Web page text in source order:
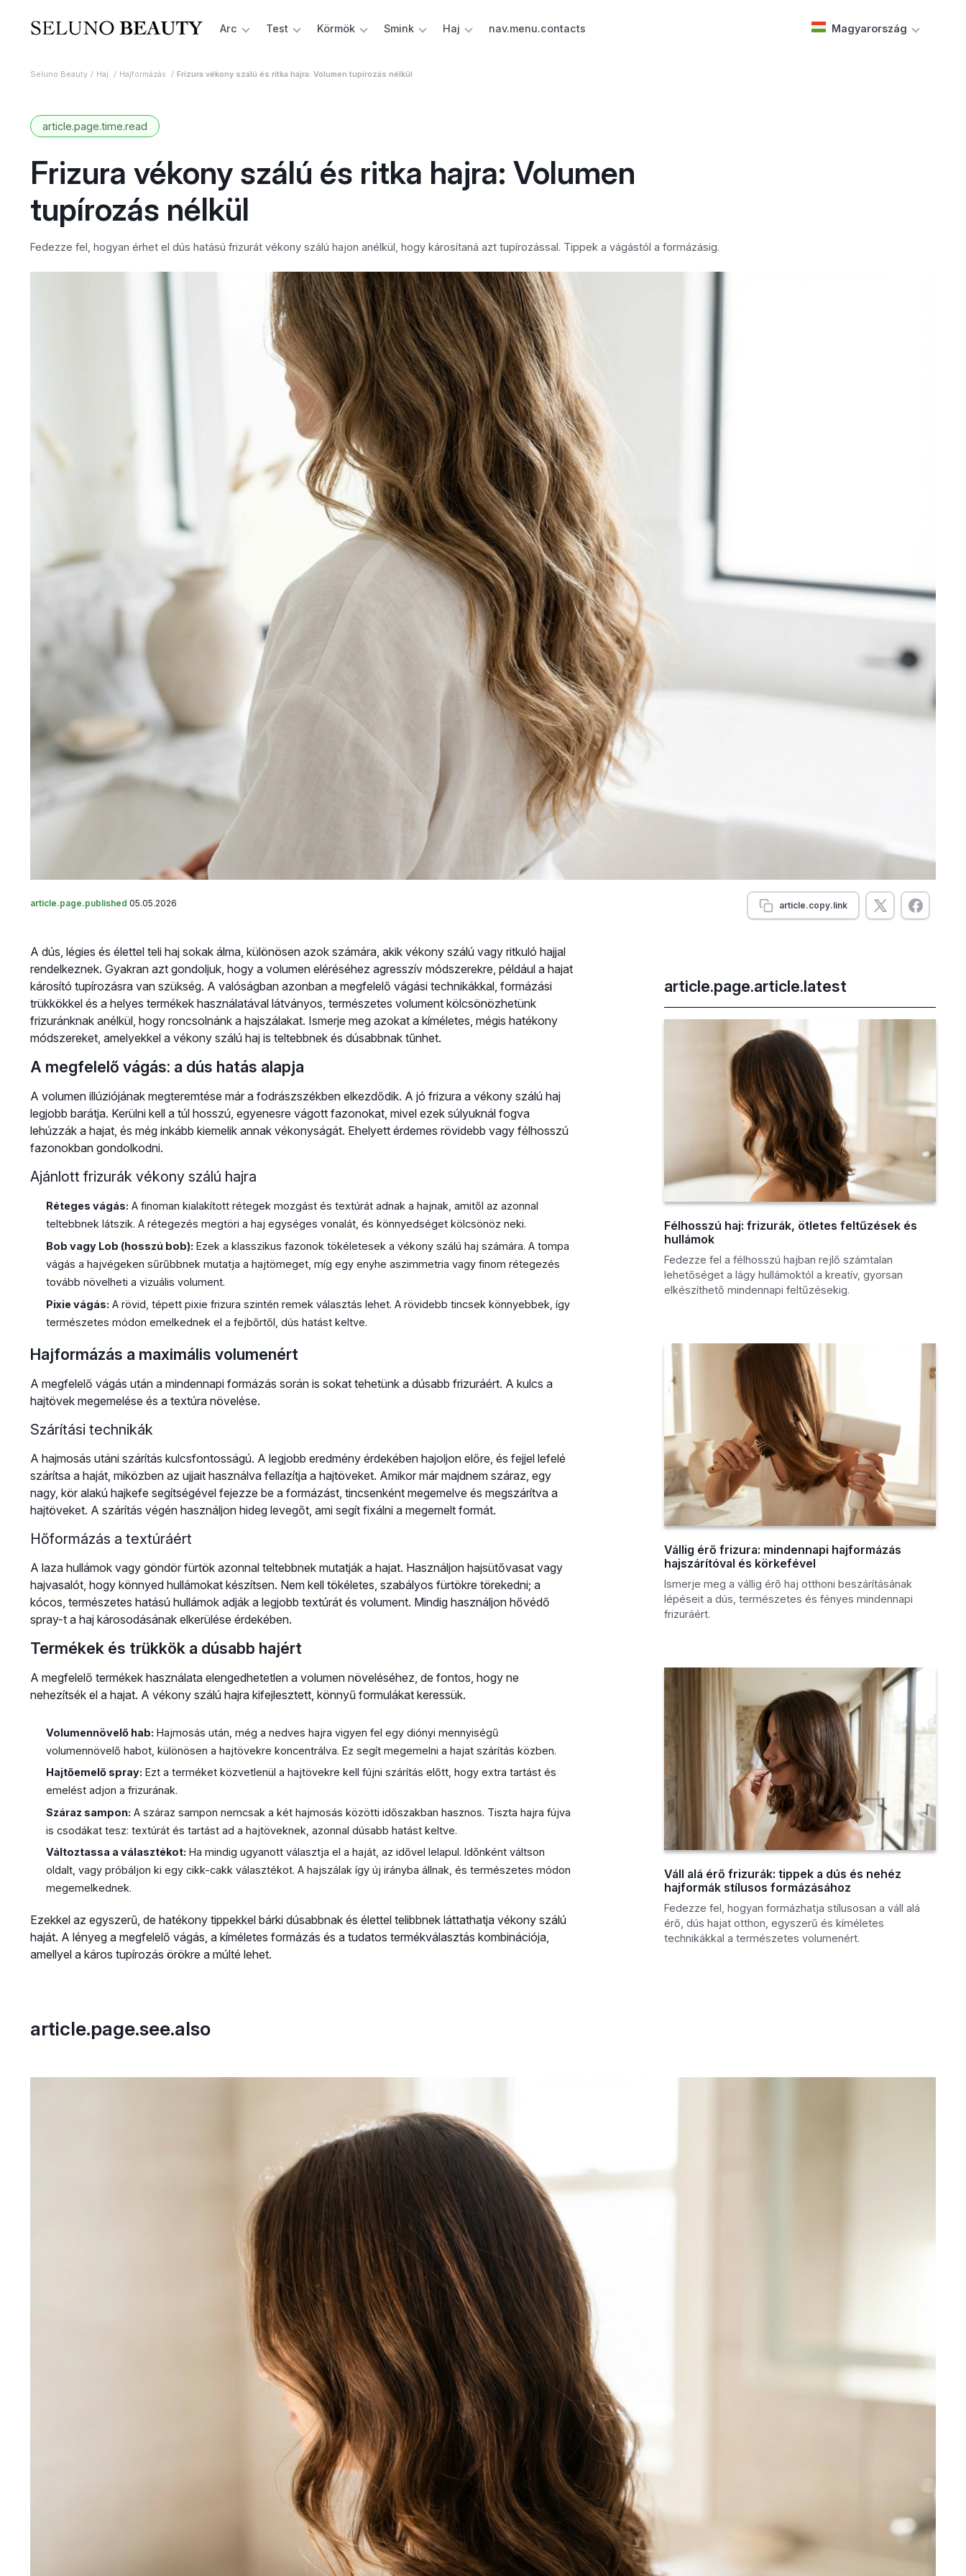
Arc Test Körmök Smink Haj nav.menu.contacts Magyarország
Seluno Beauty Haj Hajformázás Frizura vékony szálú és ritka hajra: Volumen tupírozás nélkül
article.page.time.read
Frizura vékony szálú és ritka hajra: Volumen
tupírozás nélkül
Fedezze fel, hogyan érhet el dús hatású frizurát vékony szálú hajon anélkül, hogy károsítaná azt tupírozással. Tippek a vágástól a formázásig.
article.page.published 05.05.2026 article.copy.link
A dús, légies és élettel teli haj sokak álma, különösen azok számára, akik vékony szálú vagy ritkuló hajjal
rendelkeznek. Gyakran azt gondoljuk, hogy a volumen eléréséhez agresszív módszerekre, például a hajat
károsító tupírozásra van szükség. A valóságban azonban a megfelelő vágási technikákkal, formázási
trükkökkel és a helyes termékek használatával látványos, természetes volument kölcsönözhetünk
frizuránknak anélkül, hogy roncsolnánk a hajszálakat. Ismerje meg azokat a kíméletes, mégis hatékony
módszereket, amelyekkel a vékony szálú haj is teltebbnek és dúsabbnak tűnhet.
A megfelelő vágás: a dús hatás alapja
A volumen illúziójának megteremtése már a fodrászszékben elkezdődik. A jó frizura a vékony szálú haj
legjobb barátja. Kerülni kell a túl hosszú, egyenesre vágott fazonokat, mivel ezek súlyuknál fogva
lehúzzák a hajat, és még inkább kiemelik annak vékonyságát. Ehelyett érdemes rövidebb vagy félhosszú
fazonokban gondolkodni.
Ajánlott frizurák vékony szálú hajra
Réteges vágás: A finoman kialakított rétegek mozgást és textúrát adnak a hajnak, amitől az azonnal
teltebbnek látszik. A rétegezés megtöri a haj egységes vonalát, és könnyedséget kölcsönöz neki.
Bob vagy Lob (hosszú bob): Ezek a klasszikus fazonok tökéletesek a vékony szálú haj számára. A tompa
vágás a hajvégeken sűrűbbnek mutatja a hajtömeget, míg egy enyhe aszimmetria vagy finom rétegezés
tovább növelheti a vizuális volument.
Pixie vágás: A rövid, tépett pixie frizura szintén remek választás lehet. A rövidebb tincsek könnyebbek, így
természetes módon emelkednek el a fejbőrtől, dús hatást keltve.
Hajformázás a maximális volumenért
A megfelelő vágás után a mindennapi formázás során is sokat tehetünk a dúsabb frizuráért. A kulcs a
hajtövek megemelése és a textúra növelése.
Szárítási technikák
A hajmosás utáni szárítás kulcsfontosságú. A legjobb eredmény érdekében hajoljon előre, és fejjel lefelé
szárítsa a haját, miközben az ujjait használva fellazítja a hajtöveket. Amikor már majdnem száraz, egy
nagy, kör alakú hajkefe segítségével fejezze be a formázást, tincsenként megemelve és megszárítva a
hajtöveket. A szárítás végén használjon hideg levegőt, ami segít fixálni a megemelt formát.
Hőformázás a textúráért
A laza hullámok vagy göndör fürtök azonnal teltebbnek mutatják a hajat. Használjon hajsütővasat vagy
hajvasalót, hogy könnyed hullámokat készítsen. Nem kell tökéletes, szabályos fürtökre törekedni; a
kócos, természetes hatású hullámok adják a legjobb textúrát és volument. Mindig használjon hővédő
spray-t a haj károsodásának elkerülése érdekében.
Termékek és trükkök a dúsabb hajért
A megfelelő termékek használata elengedhetetlen a volumen növeléséhez, de fontos, hogy ne
nehezítsék el a hajat. A vékony szálú hajra kifejlesztett, könnyű formulákat keressük.
Volumennövelő hab: Hajmosás után, még a nedves hajra vigyen fel egy diónyi mennyiségű
volumennövelő habot, különösen a hajtövekre koncentrálva. Ez segít megemelni a hajat szárítás közben.
Hajtőemelő spray: Ezt a terméket közvetlenül a hajtövekre kell fújni szárítás előtt, hogy extra tartást és
emelést adjon a frizurának.
Száraz sampon: A száraz sampon nemcsak a két hajmosás közötti időszakban hasznos. Tiszta hajra fújva
is csodákat tesz: textúrát és tartást ad a hajtöveknek, azonnal dúsabb hatást keltve.
Változtassa a választékot: Ha mindig ugyanott választja el a haját, az idővel lelapul. Időnként váltson
oldalt, vagy próbáljon ki egy cikk-cakk választékot. A hajszálak így új irányba állnak, és természetes módon
megemelkednek.
Ezekkel az egyszerű, de hatékony tippekkel bárki dúsabbnak és élettel telibbnek láttathatja vékony szálú
haját. A lényeg a megfelelő vágás, a kíméletes formázás és a tudatos termékválasztás kombinációja,
amellyel a káros tupírozás örökre a múlté lehet.
article.page.article.latest
Félhosszú haj: frizurák, ötletes feltűzések és
hullámok
Fedezze fel a félhosszú hajban rejlő számtalan
lehetőséget a lágy hullámoktól a kreatív, gyorsan
elkészíthető mindennapi feltűzésekig.
Vállig érő frizura: mindennapi hajformázás
hajszárítóval és körkefével
Ismerje meg a vállig érő haj otthoni beszárításának
lépéseit a dús, természetes és fényes mindennapi
frizuráért.
Váll alá érő frizurák: tippek a dús és nehéz
hajformák stílusos formázásához
Fedezze fel, hogyan formázhatja stílusosan a váll alá
érő, dús hajat otthon, egyszerű és kíméletes
technikákkal a természetes volumenért.
article.page.see.also